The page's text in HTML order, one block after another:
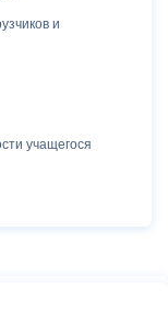
и
учащегося